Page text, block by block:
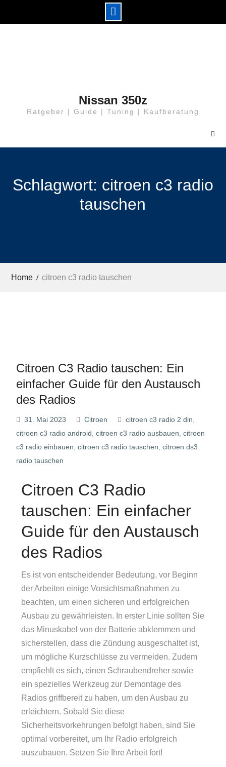
Nissan 350z
Ratgeber | Guide | Tuning | Kaufberatung
Schlagwort: citroen c3 radio
tauschen
Home citroen c3 radio tauschen
Citroen C3 Radio tauschen: Ein
einfacher Guide für den Austausch
des Radios
31. Mai 2023 Citroen citroen c3 radio 2 din
citroen c3 radio android citroen c3 radio ausbauen citroen
c3 radio einbauen citroen c3 radio tauschen citroen ds3
radio tauschen
Citroen C3 Radio
tauschen: Ein einfacher
Guide für den Austausch
des Radios
Es ist von entscheidender Bedeutung, vor Beginn
der Arbeiten einige Vorsichtsmaßnahmen zu
beachten, um einen sicheren und erfolgreichen
Ausbau zu gewährleisten. In erster Linie sollten Sie
das Minuskabel von der Batterie abklemmen und
sicherstellen, dass die Zündung ausgeschaltet ist,
um mögliche Kurzschlüsse zu vermeiden. Zudem
empfiehlt es sich, einen Schraubendreher sowie
ein spezielles Werkzeug zur Demontage des
Radios griffbereit zu haben, um den Ausbau zu
erleichtern. Sobald Sie diese
Sicherheitsvorkehrungen befolgt haben, sind Sie
optimal vorbereitet, um Ihr Radio erfolgreich
auszubauen. Setzen Sie Ihre Arbeit fort!